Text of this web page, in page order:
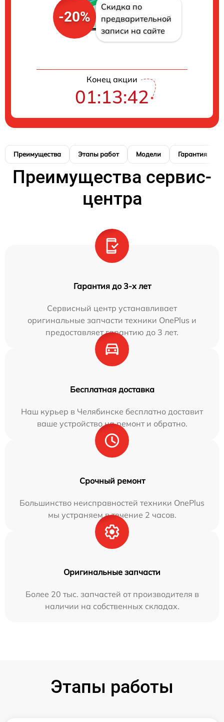
-20%
Скидка по
предварительной
записи на сайте
Конец акции
01:13:42
Преимущества Этапы работ Модели Гарантия
Преимущества сервис-
центра
Гарантия до 3-х лет
Сервисный центр устанавливает
оригинальные запчасти техники OnePlus и
предоставляет гарантию до 3 лет.
Бесплатная доставка
Наш курьер в Челябинске бесплатно доставит
ваше устройство на ремонт и обратно.
Срочный ремонт
Большинство неисправностей техники OnePlus
мы устраняем в течение 2 часов.
Оригинальные запчасти
Более 20 тыс. запчастей от производителя в
наличии на собственных складах.
Этапы работы